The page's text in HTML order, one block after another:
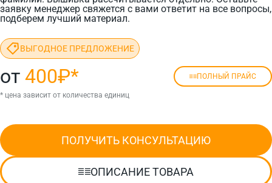
заявку менеджер свяжется с вами ответит на все вопросы,
подберем лучший материал.
ВЫГОДНОЕ ПРЕДЛОЖЕНИЕ
от 400₽* ПОЛНЫЙ ПРАЙС
* цена зависит от количества единиц
ПОЛУЧИТЬ КОНСУЛЬТАЦИЮ
ОПИСАНИЕ ТОВАРА